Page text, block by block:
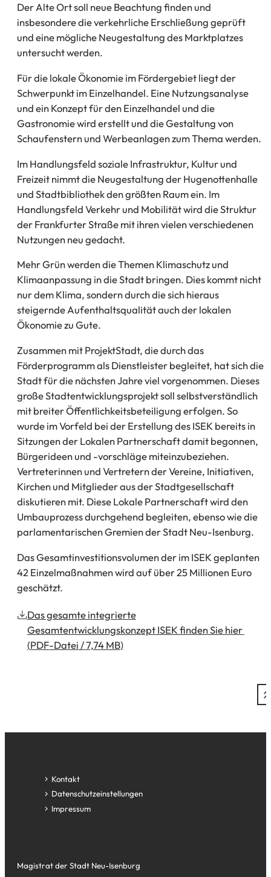
Der Alte Ort soll neue Beachtung finden und
insbesondere die verkehrliche Erschließung geprüft
und eine mögliche Neugestaltung des Marktplatzes
untersucht werden.
Für die lokale Ökonomie im Fördergebiet liegt der
Schwerpunkt im Einzelhandel. Eine Nutzungsanalyse
und ein Konzept für den Einzelhandel und die
Gastronomie wird erstellt und die Gestaltung von
Schaufenstern und Werbeanlagen zum Thema werden.
Im Handlungsfeld soziale Infrastruktur, Kultur und
Freizeit nimmt die Neugestaltung der Hugenottenhalle
und Stadtbibliothek den größten Raum ein. Im
Handlungsfeld Verkehr und Mobilität wird die Struktur
der Frankfurter Straße mit ihren vielen verschiedenen
Nutzungen neu gedacht.
Mehr Grün werden die Themen Klimaschutz und
Klimaanpassung in die Stadt bringen. Dies kommt nicht
nur dem Klima, sondern durch die sich hieraus
steigernde Aufenthaltsqualität auch der lokalen
Ökonomie zu Gute.
Zusammen mit ProjektStadt, die durch das
Förderprogramm als Dienstleister begleitet, hat sich die
Stadt für die nächsten Jahre viel vorgenommen. Dieses
große Stadtentwicklungsprojekt soll selbstverständlich
mit breiter Öffentlichkeitsbeteiligung erfolgen. So
wurde im Vorfeld bei der Erstellung des ISEK bereits in
Sitzungen der Lokalen Partnerschaft damit begonnen,
Bürgerideen und -vorschläge miteinzubeziehen.
Vertreterinnen und Vertretern der Vereine, Initiativen,
Kirchen und Mitglieder aus der Stadtgesellschaft
diskutieren mit. Diese Lokale Partnerschaft wird den
Umbauprozess durchgehend begleiten, ebenso wie die
parlamentarischen Gremien der Stadt Neu-Isenburg.
Das Gesamtinvestitionsvolumen der im ISEK geplanten
42 Einzelmaßnahmen wird auf über 25 Millionen Euro
geschätzt.
Das gesamte integrierte
Gesamtentwicklungskonzept ISEK finden Sie hier
PDF-Datei 7,74 MB
Kontakt
Datenschutz­einstellungen
Impressum
Magistrat der Stadt Neu-Isenburg